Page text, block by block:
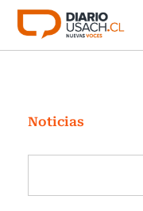
Click acá para ir
Investigación
Cultura
Programas
Noticias